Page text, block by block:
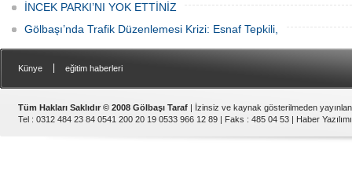
İNCEK PARKI’NI YOK ETTİNİZ
Gölbaşı’nda Trafik Düzenlemesi Krizi: Esnaf Tepkili,
Künye eğitim haberleri
Tüm Hakları Saklıdır © 2008 Gölbaşı Taraf | İzinsiz ve kaynak gösterilmeden
Tel : 0312 484 23 84 0541 200 20 19 0533 966 12 89 | Faks : 485 04 53 | Haber Yazılımı